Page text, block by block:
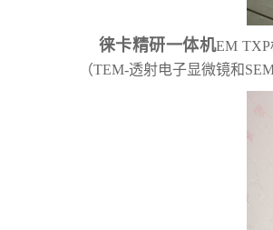
徕卡精研一体机EM
（TEM-透射电子显微镜和